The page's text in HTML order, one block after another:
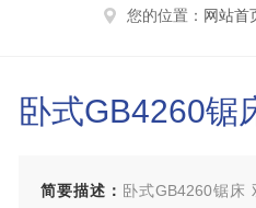
您的位置： 网站首
卧式GB4260锯
简要描述： 卧式GB4260锯床